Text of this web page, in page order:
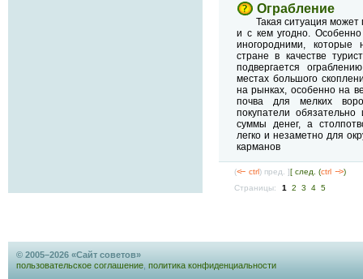
Ограбление
Такая ситуация может
и с кем угодно. Особенно
иногородними,
стране в качестве
подвергается
местах большого
на рынках, особенно на
почва для мелких
покупатели
суммы денег, а
легко и незаметно для
карманов
(<-- ctrl) пред. ][ след. (ctrl --> )
Страницы:
1 2 3 4 5
© 2005–2026 «Сайт советов»
пользовательское соглашение политика конфиденциальности